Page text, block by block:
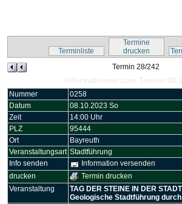
Terminliste
Termine
drucken
Termin 28/242
Nummer
0258
Datum
08.10.2023 So
Zeit
14:00 Uhr
PLZ
95444
Ort
Bayreuth
Veranstaltungsart Stadtführung
Info senden
Information versenden
drucken
Termin drucken
Veranstaltung
TAG DER STEINE IN DER
Geologische Stadtführung